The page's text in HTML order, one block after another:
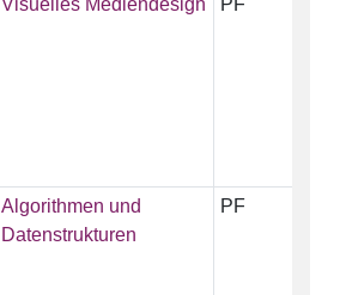
Visuelles Mediendesign PF
Algorithmen und
Datenstrukturen
PF